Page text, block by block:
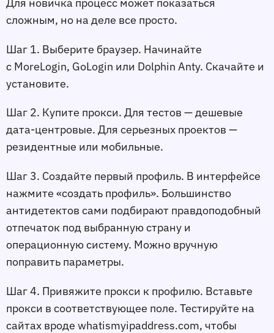
сложным, но на деле все просто.
Шаг 1. Выберите браузер. Начинайте
с MoreLogin, GoLogin или Dolphin Anty. Скачайте и
установите.
Шаг 2. Купите прокси. Для тестов — дешевые
дата-центровые. Для серьезных проектов —
резидентные или мобильные.
Шаг 3. Создайте первый профиль. В интерфейсе
нажмите «создать профиль». Большинство
антидетектов сами подбирают правдоподобный
отпечаток под выбранную страну и
операционную систему. Можно вручную
поправить параметры.
Шаг 4. Привяжите прокси к профилю. Вставьте
прокси в соответствующее поле. Тестируйте на
сайтах вроде whatismyipaddress.com, чтобы